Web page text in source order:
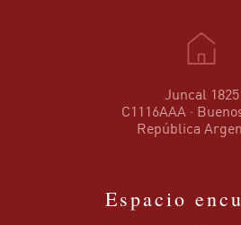
Juncal 1825
C1116AAA ·
República
Espacio